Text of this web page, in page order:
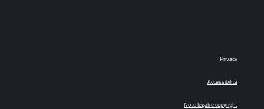
Privacy
Accessibilità
Note legali e copyright